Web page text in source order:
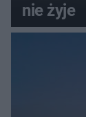
nie żyje